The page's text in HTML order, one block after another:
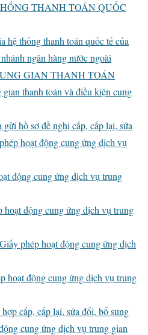
THANH TOÁN QUỐC
thống thanh toán quốc tế của
ngân hàng nước ngoài
GIAN THANH TOÁN
thanh toán và điều kiện cung
hồ sơ đề nghị cấp, cấp lại, sửa
hoạt động cung ứng dịch vụ
động cung ứng dịch vụ trung
động cung ứng dịch vụ trung
phép hoạt động cung ứng dịch
hoạt động cung ứng dịch vụ trung
cấp, cấp lại, sửa đổi, bổ sung
cung ứng dịch vụ trung gian